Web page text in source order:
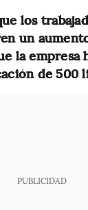
los
un
la empresa
de 500
PUBLICIDAD